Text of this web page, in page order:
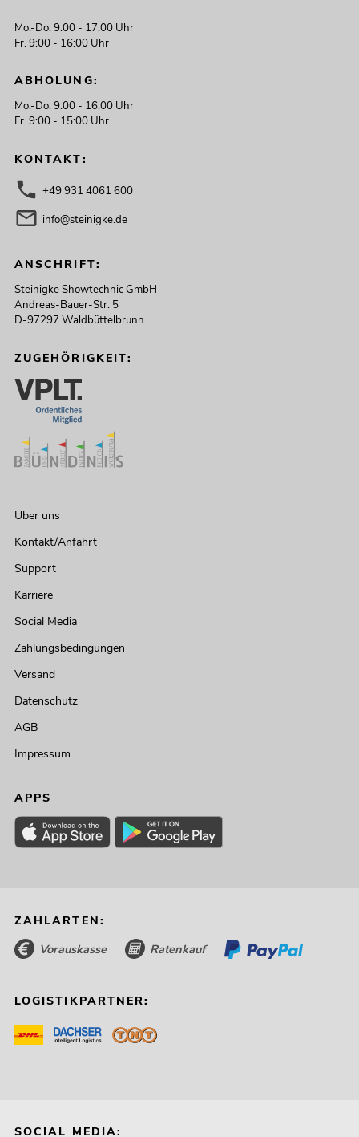
Mo.-Do. 9:00 - 17:00 Uhr
Fr. 9:00 - 16:00 Uhr
ABHOLUNG:
Mo.-Do. 9:00 - 16:00 Uhr
Fr. 9:00 - 15:00 Uhr
KONTAKT:
+49 931 4061 600
info@steinigke.de
ANSCHRIFT:
Steinigke Showtechnic GmbH
Andreas-Bauer-Str. 5
D-97297 Waldbüttelbrunn
ZUGEHÖRIGKEIT:
Über uns
Kontakt/Anfahrt
Support
Karriere
Social Media
Zahlungsbedingungen
Versand
Datenschutz
AGB
Impressum
APPS
ZAHLARTEN:
Vorauskasse Ratenkauf
LOGISTIKPARTNER:
SOCIAL MEDIA: